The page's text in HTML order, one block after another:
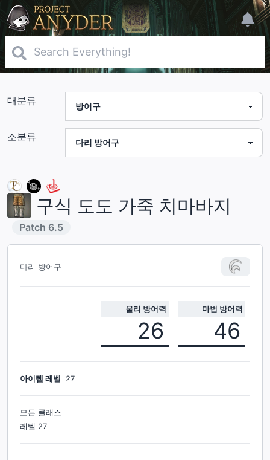
대분류
소분류
구식 도도 가죽 치마바지
Patch 6.5
다리 방어구
물리 방어력
26
마법 방어력
46
아이템 레벨 27
모든 클래스
레벨 27